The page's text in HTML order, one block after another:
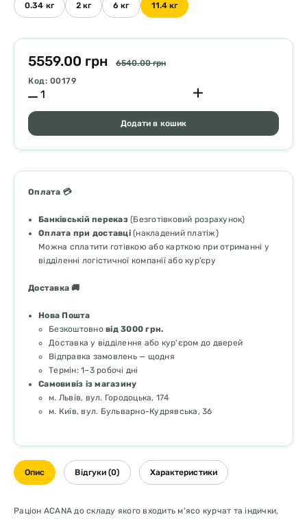
0.34 кг 2 кг 6 кг 11.4 кг
5559.00 грн
6540.00 грн
Код: 00179
Додати в кошик
Оплата 💳
Банківській переказ(Безготівковий розрахунок)
Оплата при доставці(накладений платіж)
Можна сплатити готівкою або карткою при отриманні у
відділенні логістичної компанії або кур’єру
Доставка 🚚
Нова Пошта
Безкоштовно від 3000 грн.
Доставка у відділення або кур'єром до дверей
Відправка замовлень — щодня
Термін: 1–3 робочі дні
Самовивіз із магазину
м. Львів, вул. Городоцька, 174
м. Київ, вул. Бульварно-Кудрявська, 36
Опис Відгуки (0) Характеристики
Раціон ACANA до складу якого входить м'ясо курчат та індички,